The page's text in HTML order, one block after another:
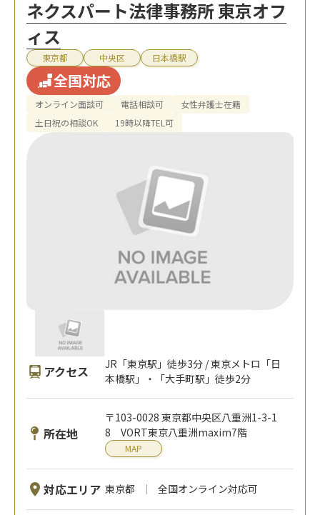
ネクスパート法律事務所 東京オフ
ィス
東京都 中央区 日本橋駅
全国対応
オンライン面談可 電話相談可
女性弁護士在籍
土日祝の相談OK
19時以降TEL可
アクセス
JR「東京駅」徒歩3分 / 東京メトロ「日
本橋駅」・「大手町駅」徒歩2分
所在地
〒103-0028 東京都中央区八重洲1-3-1
8 VORT東京八重洲maxim7階
MAP
対応エリア 東京都 全国オンライン対応可